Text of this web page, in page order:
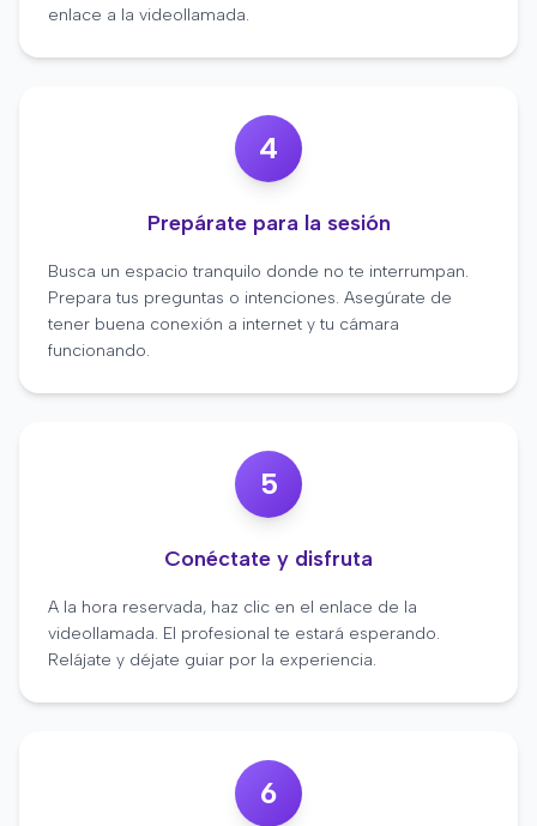
enlace a la videollamada.
4
Prepárate para la sesión
Busca un espacio tranquilo donde no te interrumpan.
Prepara tus preguntas o intenciones. Asegúrate de
tener buena conexión a internet y tu cámara
funcionando.
5
Conéctate y disfruta
A la hora reservada, haz clic en el enlace de la
videollamada. El profesional te estará esperando.
Relájate y déjate guiar por la experiencia.
6